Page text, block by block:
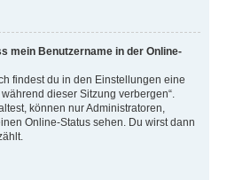
mein Benutzername in der Online-
findest du in den Einstellungen eine
dieser Sitzung verbergen“.
können nur Administratoren,
Online-Status sehen. Du wirst dann